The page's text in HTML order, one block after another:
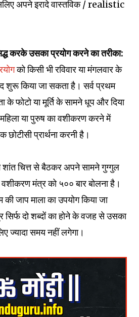
अपने इरादे वास्तविक / realistic
करके उसका प्रयोग करने का तरीका:
को किसी भी रविवार या मंगलवार के
शुरू किया जा सकता है। सर्व प्रथम
के फोटो या मूर्ति के सामने धूप और दिया
या पुरुष का वशीकरण करने में
छोटीसी प्रार्थना करनी है।
चित्त से बैठकर अपने सामने गुग्गुल
मंत्र को ५०० बार बोलना है।
जाप माला का उपयोग किया जा
दो शब्दों का होने के वजह से उसका
ज्यादा समय नहीं लगेगा।